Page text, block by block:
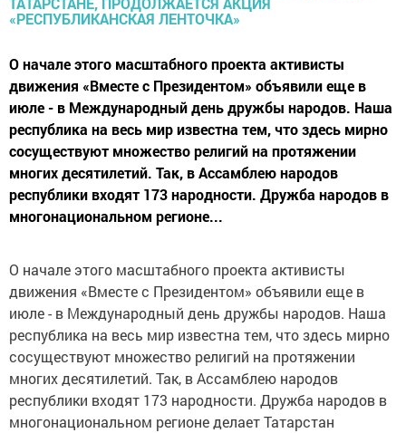
О начале этого масштабного проекта активисты
движения «Вместе с Президентом» объявили еще в
июле - в Международный день дружбы народов. Наша
республика на весь мир известна тем, что здесь мирно
сосуществуют множество религий на протяжении
многих десятилетий. Так, в Ассамблею народов
республики входят 173 народности. Дружба народов в
многонациональном регионе...
О начале этого масштабного проекта активисты
движения «Вместе с Президентом» объявили еще в
июле - в Международный день дружбы народов. Наша
республика на весь мир известна тем, что здесь мирно
сосуществуют множество религий на протяжении
многих десятилетий. Так, в Ассамблею народов
республики входят 173 народности. Дружба народов в
многонациональном регионе делает Татарстан